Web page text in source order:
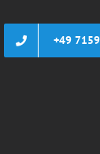
+49